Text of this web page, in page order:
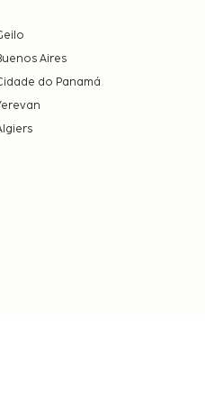
Aires
do Panamá